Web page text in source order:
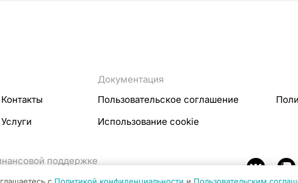
Контакты
Услуги
Документация
Пользовательское соглашение
Использование cookie
поддержке